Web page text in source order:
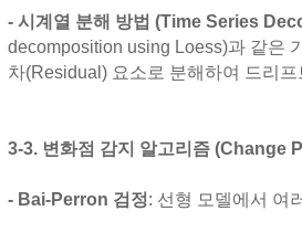
- 시계열 분해 방법 (Time Series
decomposition using Loess)과 같은
차(Residual) 요소로 분해하여 드리
3-3. 변화점 감지 알고리즘
- Bai-Perron 검정: 선형 모델에서 여